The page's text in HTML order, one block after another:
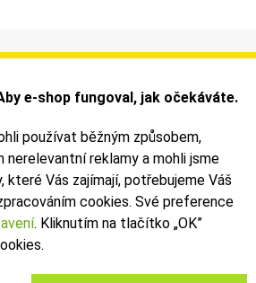
Můj účet
Faktury
dodává ComGate
e-shop fungoval, jak očekáváte.
používat běžným způsobem,
nerelevantní reklamy a mohli jsme
které Vás zajímají, potřebujeme Váš
cookies. Své preference
. Kliknutím na tlačítko „OK”